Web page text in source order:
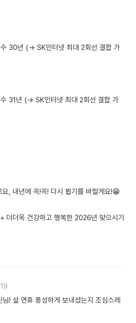
30년 (→ SK인터넷 최대 2회선 결합 가
31년 (→ SK인터넷 최대 2회선 결합 가
, 내년에 꼭!꼭! 다시 뵙기를 바랄게요!😁
더더욱 건강하고 행복한 2026년 맞으시기
님! 설 연휴 풍성하게 보내셨는지 조심스레